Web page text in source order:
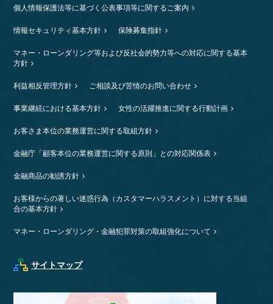
個人情報保護法等に基づく公表事項等に関するご案内
情報セキュリティ基本方針 保険募集指針
マネー・ローンダリング等および反社会的勢力等への対応に関する基本
方針
利益相反管理方針 ご相談及び苦情のお問い合わせ
事業継続における基本方針 女性の活躍推進に関する行動計画
お客さま本位の業務運営に関する取組方針
金融庁「顧客本位の業務運営に関する原則」との対応関係表
金融商品の勧誘方針
お客様からの著しい迷惑行為（カスタマーハラスメント）に対する当組
合の基本方針
マネー・ローンダリング・金融犯罪対策の取組強化について
サイトマップ